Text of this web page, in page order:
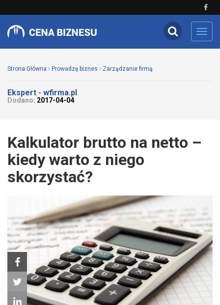
Strona Główna Prowadzę biznes Zarządzanie firmą
Ekspert - wfirma.pl
Dodano: 2017-04-04
Kalkulator brutto na netto –
kiedy warto z niego
skorzystać?